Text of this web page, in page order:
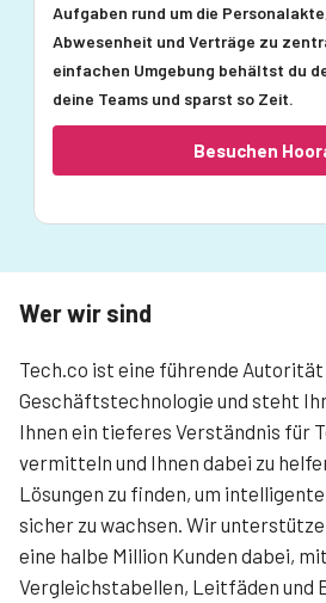
Aufgaben rund um die
Abwesenheit und Verträge zu
einfachen Umgebung behältst du
deine Teams und sparst so Zeit.
Besuchen
Wer wir sind
Tech.co ist eine führende
Geschäftstechnologie und steht
Ihnen ein tieferes Verständnis für
vermitteln und Ihnen dabei zu
Lösungen zu finden, um
sicher zu wachsen. Wir
eine halbe Million Kunden dabei,
Vergleichstabellen, Leitfäden und